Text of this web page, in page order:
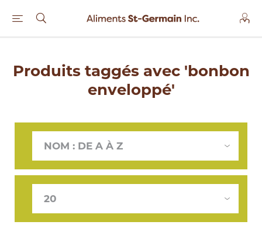
Produits taggés avec 'bonbon
enveloppé'